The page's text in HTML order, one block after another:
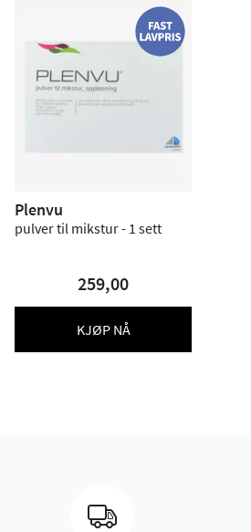
Plenvu
pulver til mikstur - 1 sett
259,00
KJØP NÅ